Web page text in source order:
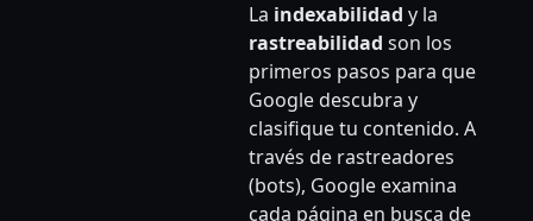
La indexabilidad y la
rastreabilidad son los
primeros pasos para que
Google descubra y
clasifique tu contenido. A
través de rastreadores
(bots), Google examina
cada página en busca de